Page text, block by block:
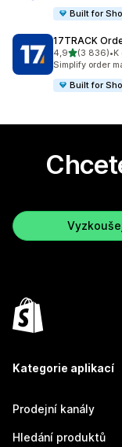
Built for
17TRACK
4,9z 5 hvězd
(3 836)
Celkový počet
•K
Simplify order
Built for
Kategorie aplikací
Prodejní kanály
Hledání produktů